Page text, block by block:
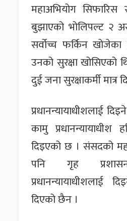
महाअभियोग सिफारिस
बुझाएको भोलिपल्ट २
सर्वोच्च फर्किन
उनको सुरक्षा खोसिएको
दुई जना सुरक्षाकर्मी मात्र
प्रधानन्यायाधीशलाई
कामु प्रधानन्यायाधीश
दिइएको छ । संसदको
पनि गृह
प्रधानन्यायाधीशलाई
दिएको छैन ।